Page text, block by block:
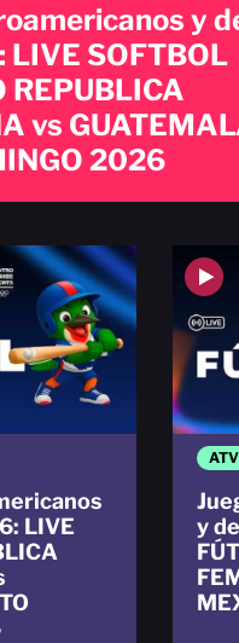
y
SOFTBOL
REPUBLICA
vs
2026
LIVE
y